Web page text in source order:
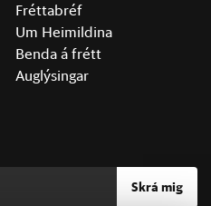
Fréttabréf
Um Heimildina
Benda á frétt
Auglýsingar
Skrá mig